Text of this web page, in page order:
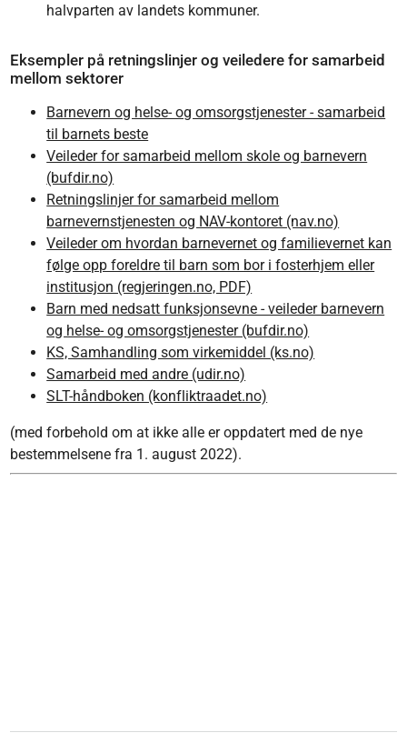
halvparten av landets kommuner.
Eksempler på retningslinjer og veiledere for samarbeid
mellom sektorer
Barnevern og helse- og omsorgstjenester - samarbeid
til barnets beste
Veileder for samarbeid mellom skole og barnevern
(bufdir.no)
Retningslinjer for samarbeid mellom
barnevernstjenesten og NAV-kontoret (nav.no)
Veileder om hvordan barnevernet og familievernet kan
følge opp foreldre til barn som bor i fosterhjem eller
institusjon (regjeringen.no, PDF)
Barn med nedsatt funksjonsevne - veileder barnevern
og helse- og omsorgstjenester (bufdir.no)
KS, Samhandling som virkemiddel (ks.no)
Samarbeid med andre (udir.no)
SLT-håndboken (konfliktraadet.no)
(med forbehold om at ikke alle er oppdatert med de nye
bestemmelsene fra 1. august 2022).